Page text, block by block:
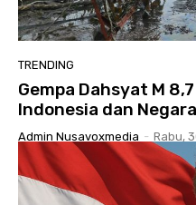
TRENDING
Gempa Dahsyat M
Indonesia dan
Admin Nusavoxmedia - Rabu,